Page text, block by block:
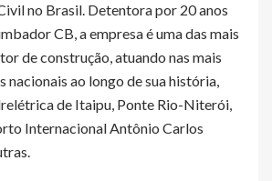
no Brasil. Detentora por 20 anos
CB, a empresa é uma das mais
de construção, atuando nas mais
nacionais ao longo de sua história,
de Itaipu, Ponte Rio-Niterói,
Internacional Antônio Carlos